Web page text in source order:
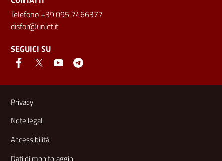
Telefono +39 095 7466377
disfor@unict.it
SEGUICI SU
Link e informazioni utili
Privacy
Note legali
Accessibilità
Dati di monitoraggio